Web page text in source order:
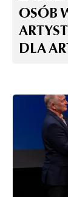
OSÓB
DLA